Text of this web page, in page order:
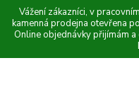
Vážení zákazníci, v
kamenná prodejna otevřena
Online objednávky přijímám